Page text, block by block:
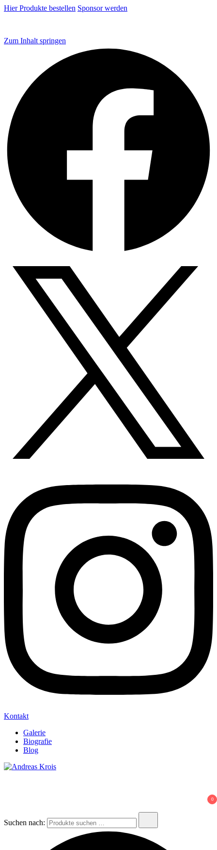
Hier Produkte bestellen Sponsor werden
Zum Inhalt springen
Kontakt
Galerie
Biografie
Blog
0
Suchen nach: